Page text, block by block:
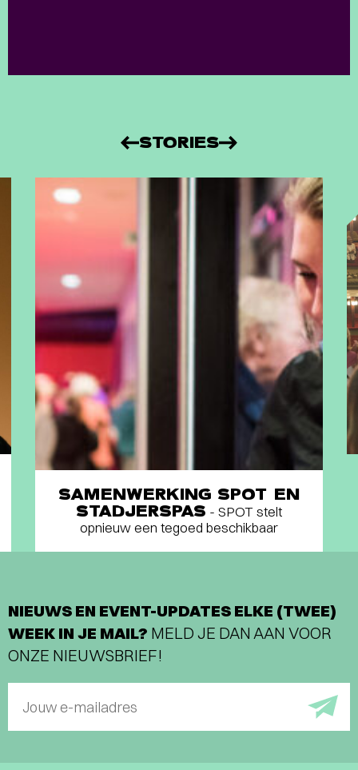
STORIES
SAMENWERKING SPOT EN
STADJERSPAS - SPOT stelt
opnieuw een tegoed beschikbaar
NIEUWS EN EVENT-UPDATES ELKE (TWEE)
WEEK IN JE MAIL? MELD JE DAN AAN VOOR
ONZE NIEUWSBRIEF!
Jouw e-mailadres